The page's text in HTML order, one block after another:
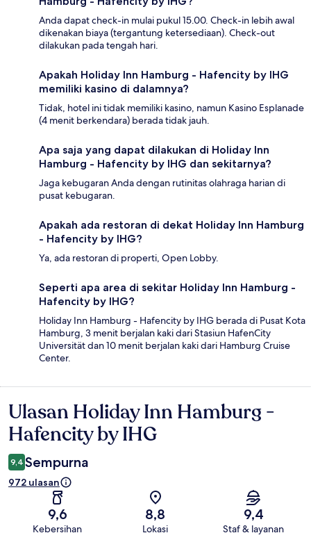
Anda dapat check-in mulai pukul 15.00. Check-in lebih awal
dikenakan biaya (tergantung ketersediaan). Check-out
dilakukan pada tengah hari.
Apakah Holiday Inn Hamburg - Hafencity by IHG
memiliki kasino di dalamnya?
Tidak, hotel ini tidak memiliki kasino, namun Kasino Esplanade
(4 menit berkendara) berada tidak jauh.
Apa saja yang dapat dilakukan di Holiday Inn
Hamburg - Hafencity by IHG dan sekitarnya?
Jaga kebugaran Anda dengan rutinitas olahraga harian di
pusat kebugaran.
Apakah ada restoran di dekat Holiday Inn Hamburg
- Hafencity by IHG?
Ya, ada restoran di properti, Open Lobby.
Seperti apa area di sekitar Holiday Inn Hamburg -
Hafencity by IHG?
Holiday Inn Hamburg - Hafencity by IHG berada di Pusat Kota
Hamburg, 3 menit berjalan kaki dari Stasiun HafenCity
Universität dan 10 menit berjalan kaki dari Hamburg Cruise
Center.
Ulasan
Ulasan Holiday Inn Hamburg -
Hafencity by IHG
9,4 Sempurna
972 ulasan
9,6
Kebersihan
8,8
Lokasi
9,4
Staf & layanan